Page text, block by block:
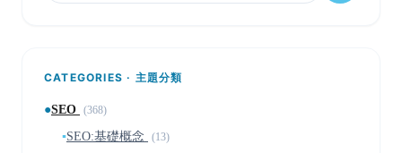
CATEGORIES · 主題分類
●SEO (368)
▪SEO:基礎概念 (13)